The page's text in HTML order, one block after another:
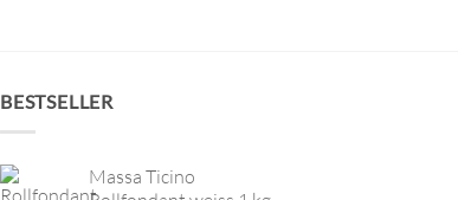
BESTSELLER
Massa Ticino